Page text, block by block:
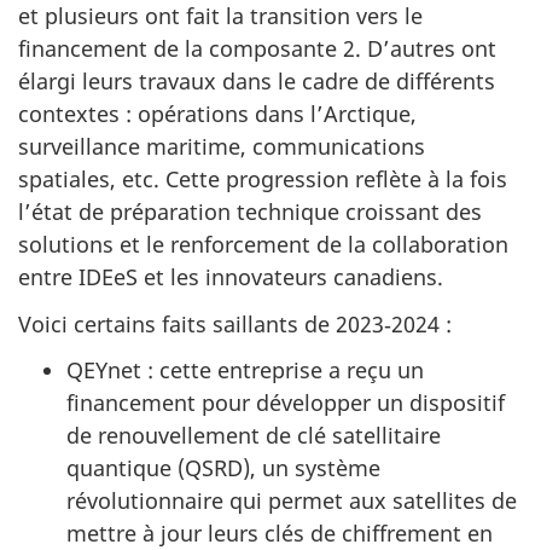
et plusieurs ont fait la transition vers le
financement de la composante 2. D’autres ont
élargi leurs travaux dans le cadre de différents
contextes : opérations dans l’Arctique,
surveillance maritime, communications
spatiales, etc. Cette progression reflète à la fois
l’état de préparation technique croissant des
solutions et le renforcement de la collaboration
entre IDEeS et les innovateurs canadiens.
Voici certains faits saillants de 2023‑2024 :
QEYnet : cette entreprise a reçu un
financement pour développer un dispositif
de renouvellement de clé satellitaire
quantique (QSRD), un système
révolutionnaire qui permet aux satellites de
mettre à jour leurs clés de chiffrement en